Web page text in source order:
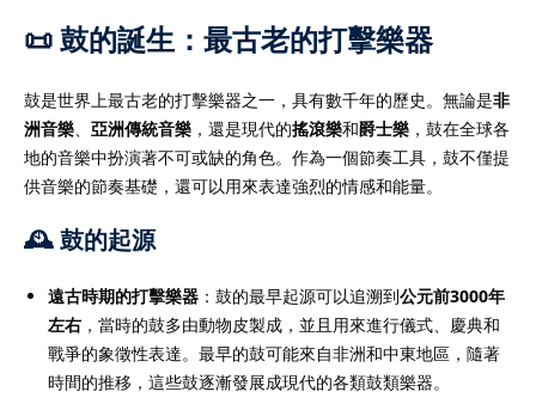
📜 鼓的誕生：最古老的打擊樂器
鼓是世界上最古老的打擊樂器之一，具有數千年的歷史。無論是非
洲音樂、 亞洲傳統音樂 ，還是現代的搖滾樂和爵士樂 ，鼓在全球各
地的音樂中扮演著不可或缺的角色。作為一個節奏工具，鼓不僅提
供音樂的節奏基礎，還可以用來表達強烈的情感和能量。
🕰️ 鼓的起源
遠古時期的打擊樂器 ：鼓的最早起源可以追溯到公元前3000年
左右 ，當時的鼓多由動物皮製成，並且用來進行儀式、慶典和
戰爭的象徵性表達。最早的鼓可能來自非洲和中東地區，隨著
時間的推移，這些鼓逐漸發展成現代的各類鼓類樂器。